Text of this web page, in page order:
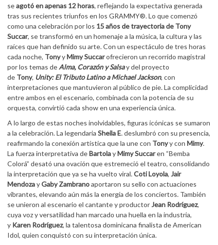
seagotó en apenas 12 horas, reflejando la expectativa generada
tras sus recientes triunfos en los GRAMMY®. Lo que comenzó
como una celebración por los 15 años de trayectoria de Tony
Succar, se transformó en un homenaje a la música, la cultura y las
raíces que han definido su arte. Con un espectáculo de tres horas
cada noche, TonyyMimy Succarofrecieron un recorrido magistral
por los temas deAlma, Corazón y Salsay del proyecto
de Tony, Unity: El Tributo Latino a Michael Jackson, con
interpretaciones que mantuvieron al público de pie. La complicidad
entre ambos en el escenario, combinada con la potencia de su
orquesta, convirtió cada show en una experiencia única.
A lo largo de estas noches inolvidables, figuras icónicas se sumaron
a la celebración. La legendaria Sheila E. deslumbró con su presencia,
reafirmando la conexión artística que la une con Tonyy con Mimy.
La fuerza interpretativa deBartolayMimySuccaren “Bemba
Colorá” desató una ovación que estremeció el teatro, consolidando
la interpretación que ya se ha vuelto viral.Coti Loyola, Jair
MendozayGaby Zambranoaportaron su sello con actuaciones
vibrantes, elevando aún más la energía de los conciertos. También
se unieron al escenario el cantante y productor Jean Rodríguez,
cuya voz y versatilidad han marcado una huella en la industria,
y Karen Rodríguez, la talentosa dominicana finalista de American
Idol, quien conquistó con su interpretación única.